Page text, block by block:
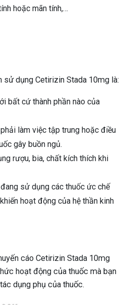
hoặc mãn tính,…
sử dụng Cetirizin Stada 10mg là:
bất cứ thành phần nào của
làm việc tập trung hoặc điều
gây buồn ngủ.
rượu, bia, chất kích thích khi
sử dụng các thuốc ức chế
hoạt động của hệ thần kinh
cáo Cetirizin Stada 10mg
hoạt động của thuốc mà bạn
dụng phụ của thuốc.